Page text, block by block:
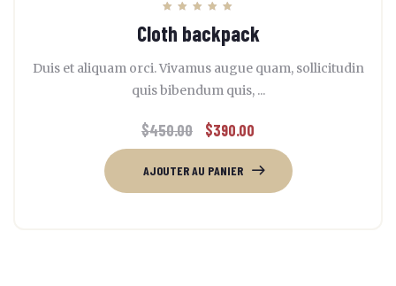
5.00
sur 5
Cloth backpack
Duis et aliquam orci. Vivamus augue quam, sollicitudin
quis bibendum quis, ...
$450.00 $390.00
AJOUTER AU PANIER